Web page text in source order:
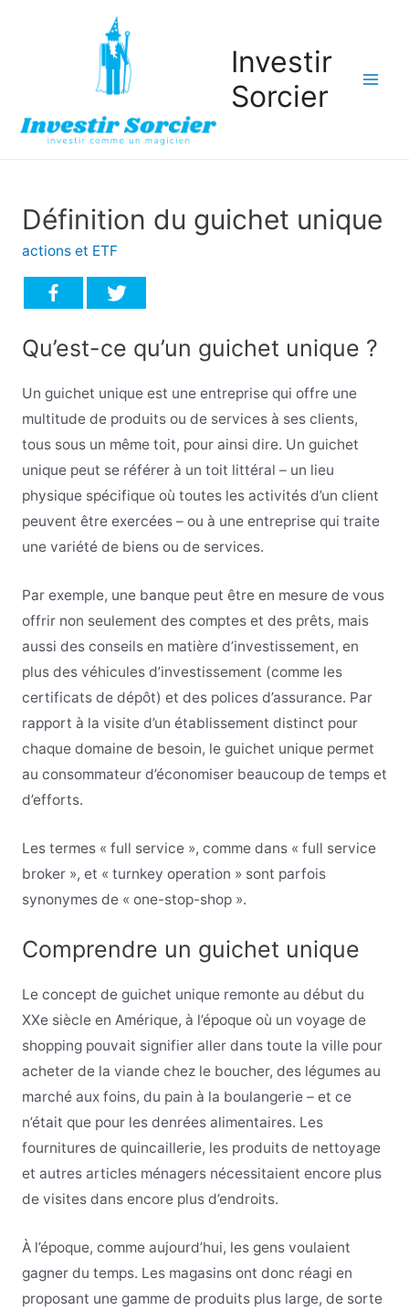
Investir
Sorcier
Définition du guichet unique
actions et ETF
Qu’est-ce qu’un guichet unique ?
Un guichet unique est une entreprise qui offre une
multitude de produits ou de services à ses clients,
tous sous un même toit, pour ainsi dire. Un guichet
unique peut se référer à un toit littéral – un lieu
physique spécifique où toutes les activités d’un client
peuvent être exercées – ou à une entreprise qui traite
une variété de biens ou de services.
Par exemple, une banque peut être en mesure de vous
offrir non seulement des comptes et des prêts, mais
aussi des conseils en matière d’investissement, en
plus des véhicules d’investissement (comme les
certificats de dépôt) et des polices d’assurance. Par
rapport à la visite d’un établissement distinct pour
chaque domaine de besoin, le guichet unique permet
au consommateur d’économiser beaucoup de temps et
d’efforts.
Les termes « full service », comme dans « full service
broker », et « turnkey operation » sont parfois
synonymes de « one-stop-shop ».
Comprendre un guichet unique
Le concept de guichet unique remonte au début du
XXe siècle en Amérique, à l’époque où un voyage de
shopping pouvait signifier aller dans toute la ville pour
acheter de la viande chez le boucher, des légumes au
marché aux foins, du pain à la boulangerie – et ce
n’était que pour les denrées alimentaires. Les
fournitures de quincaillerie, les produits de nettoyage
et autres articles ménagers nécessitaient encore plus
de visites dans encore plus d’endroits.
À l’époque, comme aujourd’hui, les gens voulaient
gagner du temps. Les magasins ont donc réagi en
proposant une gamme de produits plus large, de sorte